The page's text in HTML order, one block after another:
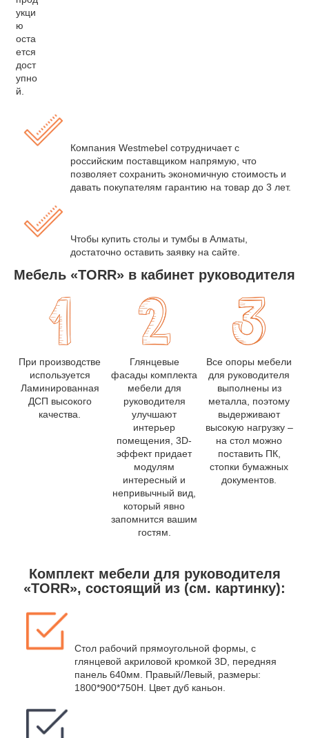
укци
ю
оста
ется
дост
упно
й.
Компания Westmebel сотрудничает с
российским поставщиком напрямую, что
позволяет сохранить экономичную стоимость и
давать покупателям гарантию на товар до 3 лет.
Чтобы купить столы и тумбы в Алматы,
достаточно оставить заявку на сайте.
Мебель «TORR» в кабинет руководителя
При производстве
используется
Ламинированная
ДСП высокого
качества.
Глянцевые
фасады комплекта
мебели для
руководителя
улучшают
интерьер
помещения, 3D-
эффект придает
модулям
интересный и
непривычный вид,
который явно
запомнится вашим
гостям.
Все опоры мебели
для руководителя
выполнены из
металла, поэтому
выдерживают
высокую нагрузку –
на стол можно
поставить ПК,
стопки бумажных
документов.
Комплект мебели для руководителя
«TORR», состоящий из (см. картинку):
Стол рабочий прямоугольной формы, с
глянцевой акриловой кромкой 3D, передняя
панель 640мм. Правый/Левый, размеры:
1800*900*750Н. Цвет дуб каньон.